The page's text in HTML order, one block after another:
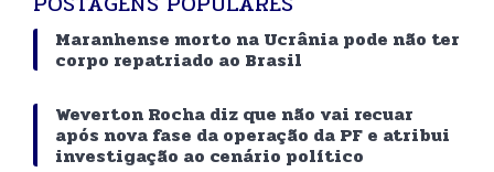
Maranhense morto na Ucrânia pode não ter
corpo repatriado ao Brasil
Weverton Rocha diz que não vai recuar
após nova fase da operação da PF e atribui
investigação ao cenário político